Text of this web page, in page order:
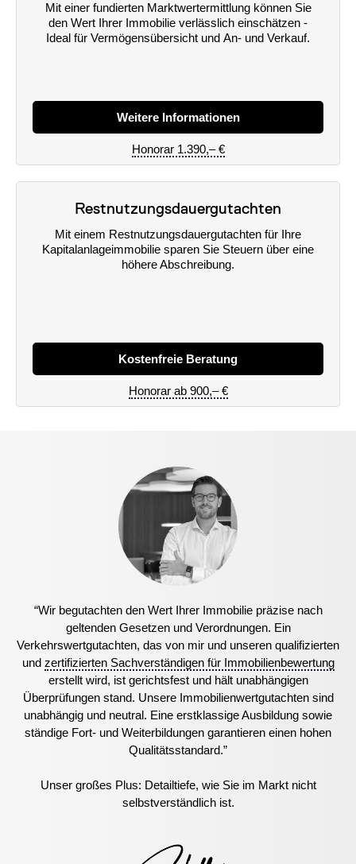
Mit einer fundierten Marktwertermittlung können Sie
den Wert Ihrer Immobilie verlässlich einschätzen -
Ideal für Vermögensübersicht und An- und Verkauf.
Weitere Informationen
Honorar 1.390,– €
Restnutzungsdauergutachten
Mit einem Restnutzungsdauergutachten für Ihre
Kapitalanlageimmobilie sparen Sie Steuern über eine
höhere Abschreibung.
Kostenfreie Beratung
Honorar ab 900,– €
“Wir begutachten den Wert Ihrer Immobilie präzise nach
geltenden Gesetzen und Verordnungen. Ein
Verkehrswertgutachten, das von mir und unseren qualifizierten
und zertifizierten Sachverständigen für Immobilienbewertung
erstellt wird, ist gerichtsfest und hält unabhängigen
Überprüfungen stand. Unsere Immobilienwertgutachten sind
unabhängig und neutral. Eine erstklassige Ausbildung sowie
ständige Fort- und Weiterbildungen garantieren einen hohen
Qualitätsstandard.”
Unser großes Plus: Detailtiefe, wie Sie im Markt nicht
selbstverständlich ist.